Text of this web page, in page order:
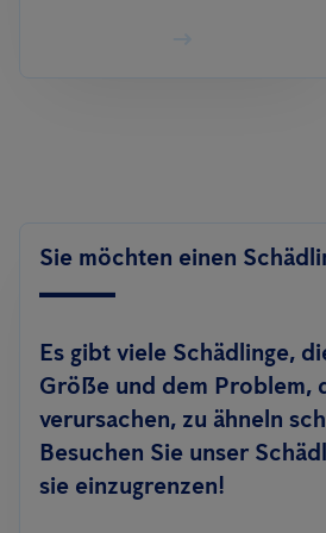
Sie möchten einen
Es gibt viele Schädlinge,
Größe und dem Problem,
verursachen, zu ähneln
Besuchen Sie unser
sie einzugrenzen!